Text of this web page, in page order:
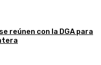
reúnen con la DGA para